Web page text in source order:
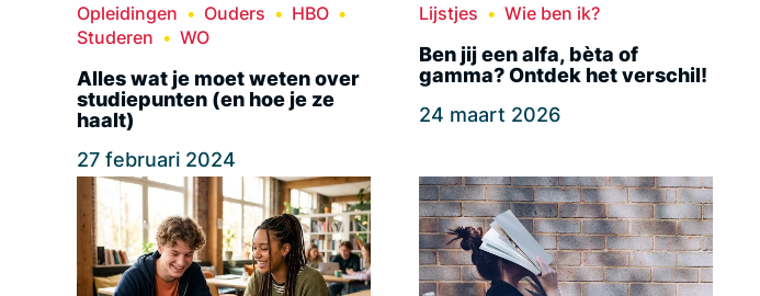
Opleidingen Ouders
HBO
Studeren
WO
Alles wat je moet weten over
studiepunten (en hoe je ze
haalt)
27 februari 2024
Lijstjes Wie ben ik?
Ben jij een alfa, bèta of
gamma? Ontdek het verschil!
24 maart 2026